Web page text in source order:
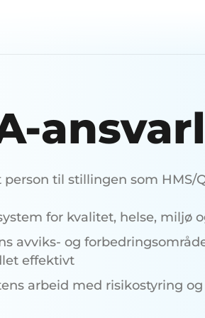
til stillingen som HMS/
for kvalitet, helse, miljø
avviks- og
effektivt
arbeid med risikostyring